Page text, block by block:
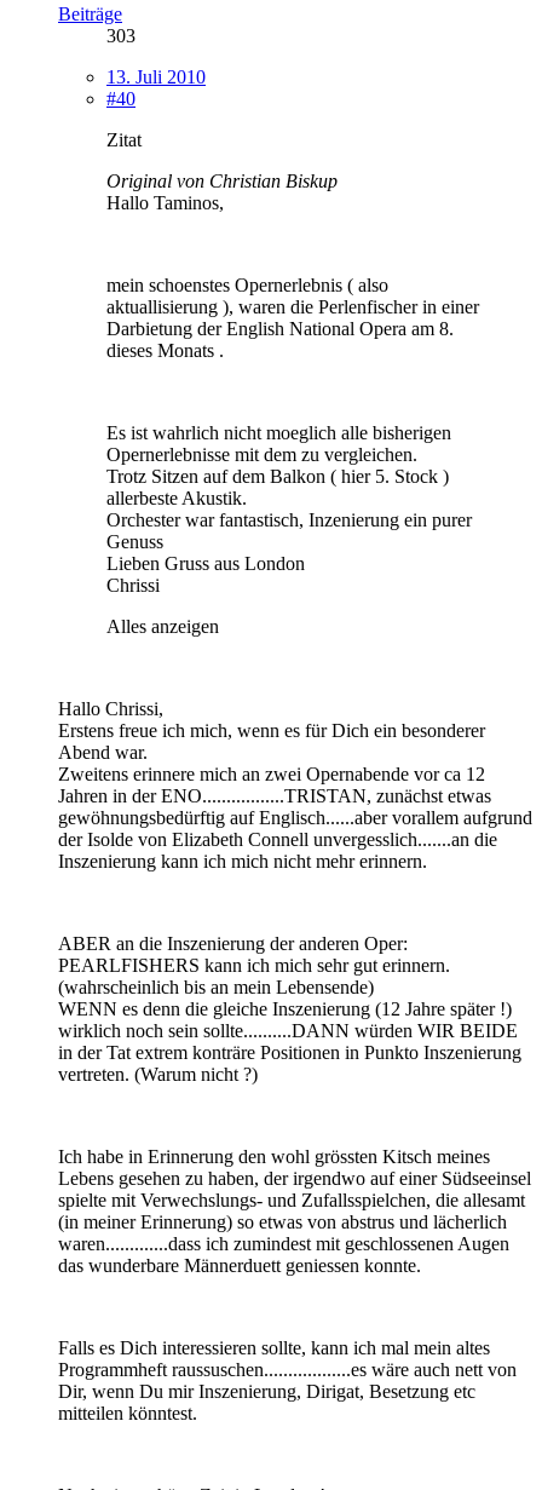
Beiträge
303
13. Juli 2010
#40
Zitat
Original von Christian Biskup
Hallo Taminos,
mein schoenstes Opernerlebnis ( also
aktuallisierung ), waren die Perlenfischer in einer
Darbietung der English National Opera am 8.
dieses Monats .
Es ist wahrlich nicht moeglich alle bisherigen
Opernerlebnisse mit dem zu vergleichen.
Trotz Sitzen auf dem Balkon ( hier 5. Stock )
allerbeste Akustik.
Orchester war fantastisch, Inzenierung ein purer
Genuss
Lieben Gruss aus London
Chrissi
Alles anzeigen
Hallo Chrissi,
Erstens freue ich mich, wenn es für Dich ein besonderer
Abend war.
Zweitens erinnere mich an zwei Opernabende vor ca 12
Jahren in der ENO.................TRISTAN, zunächst etwas
gewöhnungsbedürftig auf Englisch......aber vorallem aufgrund
der Isolde von Elizabeth Connell unvergesslich.......an die
Inszenierung kann ich mich nicht mehr erinnern.
ABER an die Inszenierung der anderen Oper:
PEARLFISHERS kann ich mich sehr gut erinnern.
(wahrscheinlich bis an mein Lebensende)
WENN es denn die gleiche Inszenierung (12 Jahre später !)
wirklich noch sein sollte..........DANN würden WIR BEIDE
in der Tat extrem konträre Positionen in Punkto Inszenierung
vertreten. (Warum nicht ?)
Ich habe in Erinnerung den wohl grössten Kitsch meines
Lebens gesehen zu haben, der irgendwo auf einer Südseeinsel
spielte mit Verwechslungs- und Zufallsspielchen, die allesamt
(in meiner Erinnerung) so etwas von abstrus und lächerlich
waren.............dass ich zumindest mit geschlossenen Augen
das wunderbare Männerduett geniessen konnte.
Falls es Dich interessieren sollte, kann ich mal mein altes
Programmheft raussuschen..................es wäre auch nett von
Dir, wenn Du mir Inszenierung, Dirigat, Besetzung etc
mitteilen könntest.